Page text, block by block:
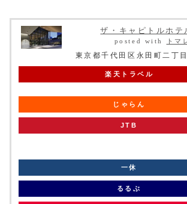
ザ・キャピトルホテ
posted with トマ
東京都千代田区永田町二丁
楽天トラベル
じゃらん
JTB
一休
るるぶ